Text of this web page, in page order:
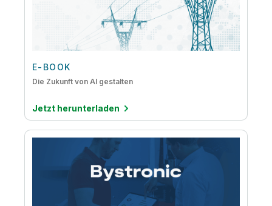
E-BOOK
Die Zukunft von AI gestalten
Jetzt herunterladen